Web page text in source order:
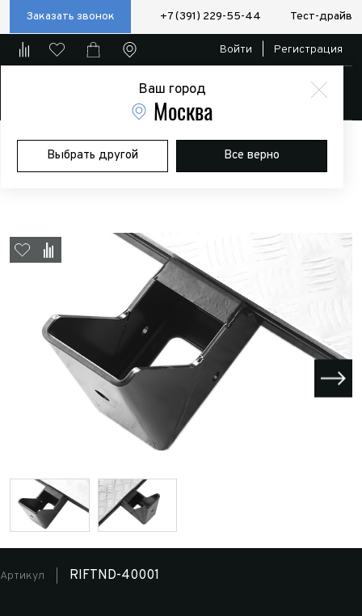
Заказать звонок +7 (391) 229-55-44 Тест-драйв
Ваш город
Москва
Выбрать другой Все верно
Войти Регистрация
Главная Магазин Дополнительное оборудование
Силовые
бампера/пороги/калитки
Пороги РИФ съемные Toyota Tundra
2007+ CrewMax
Артикул RIFTND-40001